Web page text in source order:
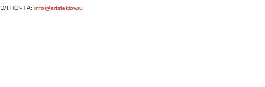
ЭЛ.ПОЧТА: info@artsteklov.ru